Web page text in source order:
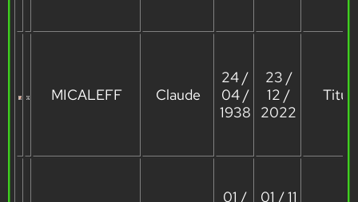
MICALEFF Claude
24 /
04 /
1938
23 /
12 /
2022
01 /
01 / 11